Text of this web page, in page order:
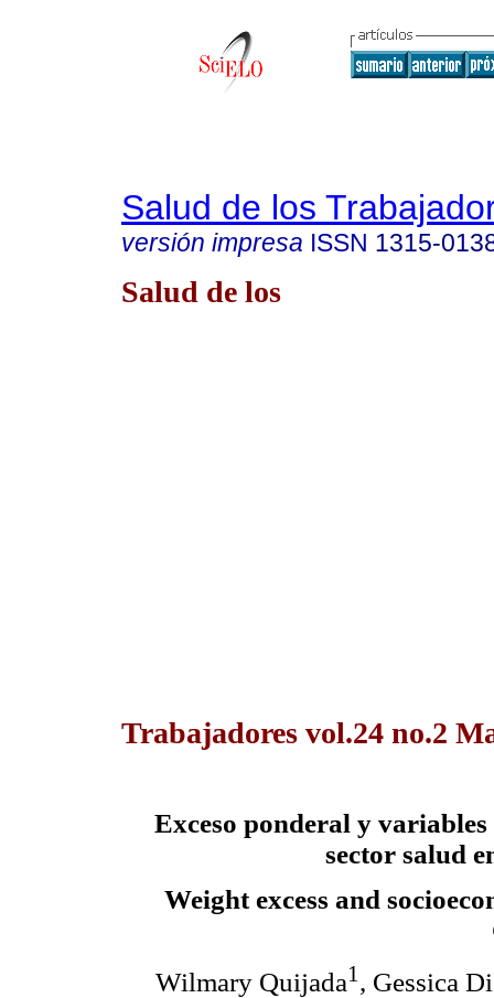
Salud de los
versión impresa ISSN 1315-
Salud de los
Trabajadores vol.24 no.2
Exceso ponderal y
sector salud
Weight excess and
Wilmary Quijada1 , Gessica